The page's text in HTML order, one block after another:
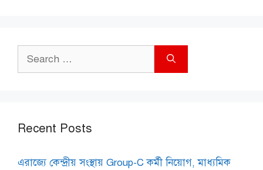
for:
Recent Posts
এরাজ্যে কেন্দ্রীয় সংস্থায় Group-C কর্মী নিয়োগ, মাধ্যমিক